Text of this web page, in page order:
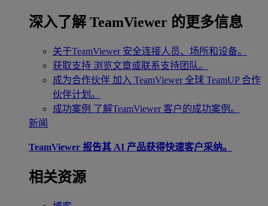
深入了解 TeamViewer 的更多信息
关于TeamViewer 安全连接人员、场所和设备。
获取支持 浏览文章或联系支持团队。
成为合作伙伴 加入 TeamViewer 全球 TeamUP 合作
伙伴计划。
成功案例 了解TeamViewer 客户的成功案例。
新闻
TeamViewer 报告其 AI 产品获得快速客户采纳。
相关资源